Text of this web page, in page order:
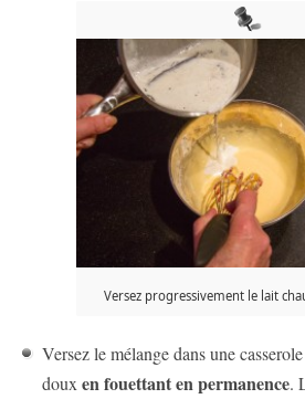
Versez progressivement le lait
Versez le mélange dans une
doux en fouettant en permanence.